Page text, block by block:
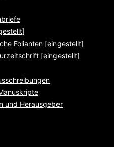
Folianten [eingestellt]
[eingestellt]
und Herausgeber